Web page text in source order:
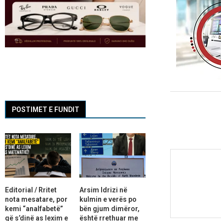
POSTIMET E FUNDIT
Editorial / Rritet
nota mesatare, por
kemi “analfabetë”
që s’dinë as lexim e
Arsim Idrizi në
kulmin e verës po
bën gjum dimëror,
është rrethuar me